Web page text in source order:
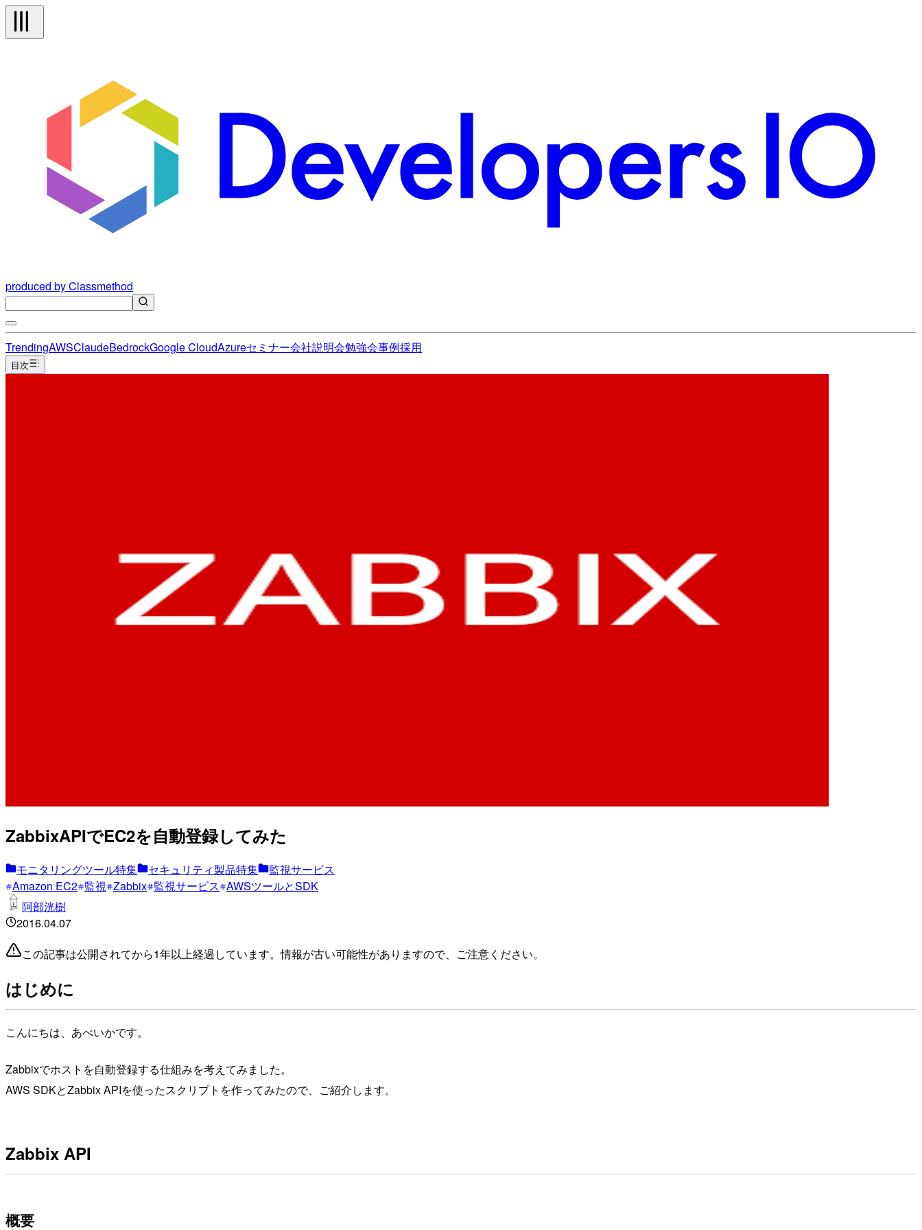
produced by Classmethod
TrendingAWSClaudeBedrockGoogle CloudAzureセミナー会社説明会勉強会事例採用
目次
ZabbixAPIでEC2を自動登録してみた
モニタリングツール特集 セキュリティ製品特集
監視サービス
Amazon EC2 監視 Zabbix 監視サービス AWSツールとSDK
阿部洸樹
2016.04.07
この記事は公開されてから1年以上経過しています。情報が古い可能性がありますので、ご注意ください。
はじめに
こんにちは、あべいかです。
Zabbixでホストを自動登録する仕組みを考えてみました。
AWS SDKとZabbix APIを使ったスクリプトを作ってみたので、ご紹介します。
Zabbix API
概要